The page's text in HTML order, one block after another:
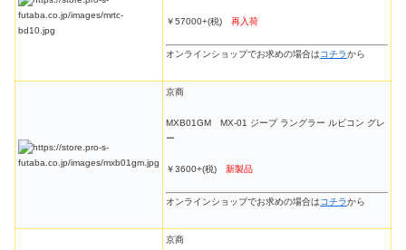
￥57000+(税) 再入荷
オンラインショップでお求めの場合はコチラから
京商
MXB01GM MX-01 ジープ ラングラー ルビコン グレ
ー
￥3600+(税) 新製品
オンラインショップでお求めの場合はコチラから
京商